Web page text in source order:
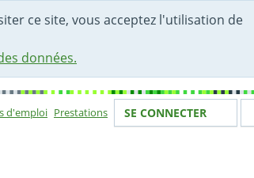
ce site, vous acceptez l'utilisation de
données.
d'emploi Prestations Votre identité
SE CONNECTER